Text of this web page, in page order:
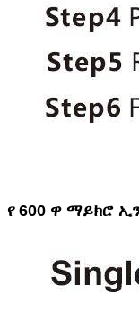
የ 600 ዋ ማይክሮ